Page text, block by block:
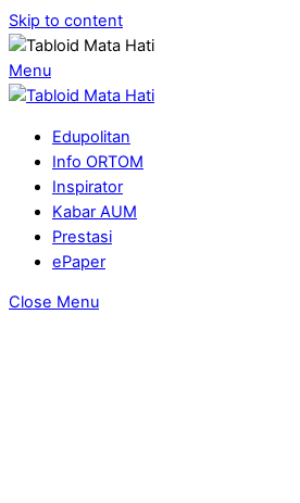
Skip to content
Menu
Edupolitan
Info ORTOM
Inspirator
Kabar AUM
Prestasi
ePaper
Close Menu